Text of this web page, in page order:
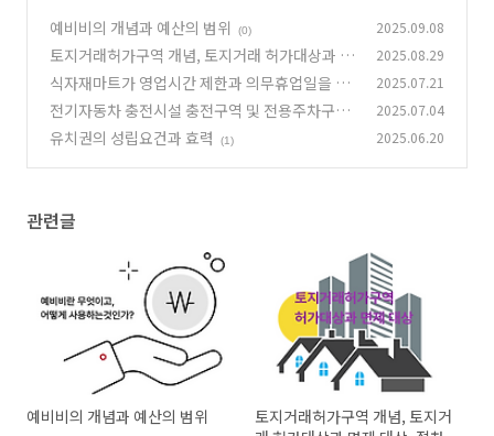
예비비의 개념과 예산의 범위
(0) 2025.09.08
토지거래허가구역 개념, 토지거래 허가대상과 면
제 대상, 절차
(3)
2025.08.29
식자재마트가 영업시간 제한과 의무휴업일을 지
키지 않은 이유 (3)
2025.07.21
전기자동차 충전시설 충전구역 및 전용주차구역
주차 금지, 위반 과태료
(4)
2025.07.04
유치권의 성립요건과 효력 (1) 2025.06.20
관련글
예비비의 개념과 예산의 범위
토지거래허가구역 개념, 토지거